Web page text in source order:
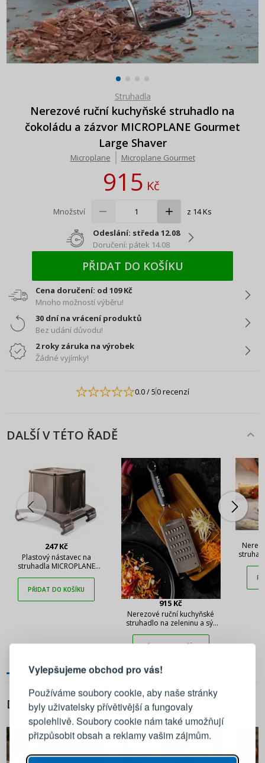
Vylepšujeme obchod pro vás!
Používáme soubory cookie, aby naše stránky
byly uživatelsky přívětivější a fungovaly
spolehlivě. Soubory cookie nám také umožňují
přizpůsobit obsah a reklamy vašim zájmům.
Struhadla
Nerezové ruční kuchyňské struhadlo na
čokoládu a zázvor MICROPLANE Gourmet
Large Shaver
Microplane Microplane Gourmet
915Kč
Množství z 14 Ks
Odeslání: středa 12.08
Doručení: pátek 14.08
PŘIDAT DO KOŠÍKU
Cena doručení: od 109 Kč
Mnoho možností výběru!
30 dní na vrácení produktů
Bez udání důvodu!
2 roky záruka na výrobek
Žádné vyjímky!
0.0/ 50 recenzí
DALŠÍ V TÉTO ŘADĚ
247 Kč
Plastový nástavec na
struhadla MICROPLANE
PŘIDAT DO KOŠÍKU
915 Kč
Nerezové ruční kuchyňské
struhadlo na zeleninu a sýr
Julienne 30,5 cm
PŘIDAT DO KOŠÍKU
DALŠÍ Z TÉTO KATEGORIE
REGISTRACE
Přihlaste se ke svému účtu
Emailová adresa